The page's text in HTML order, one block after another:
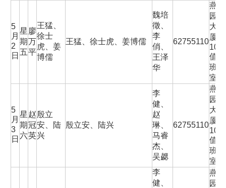
5
月
2
日
星
期
五
廖
万
平
王猛、
徐士
虎、姜
博儒
王猛、徐士虎、姜博儒
魏培
徵、
李
俏、
王泽
华
62755110
燕
园
大
厦
101
值
班
室
5
月
3
日
星
期
六
赵
冠
英
殷立
安、陆
兴
殷立安、陆兴
李
健、
赵
琳、
马睿
杰、
吴勰
62755110
燕
园
大
厦
101
值
班
室
李
健、
燕
园